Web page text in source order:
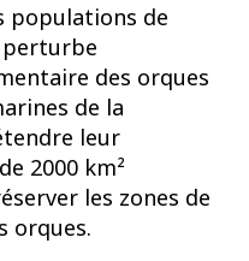
populations de
perturbe
des orques
de la
leur
2000 km²
les zones de
orques.